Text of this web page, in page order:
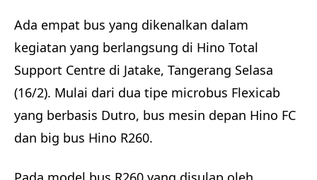
Ada empat bus yang dikenalkan dalam
kegiatan yang berlangsung di Hino Total
Support Centre di Jatake, Tangerang Selasa
(16/2). Mulai dari dua tipe microbus Flexicab
yang berbasis Dutro, bus mesin depan Hino FC
dan big bus Hino R260.